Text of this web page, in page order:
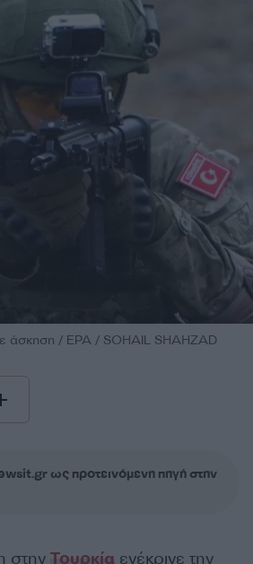
άσκηση / EPA / SOHAIL SHAHZAD
ως προτεινόμενη πηγή στην
στην Τουρκία ενέκρινε την